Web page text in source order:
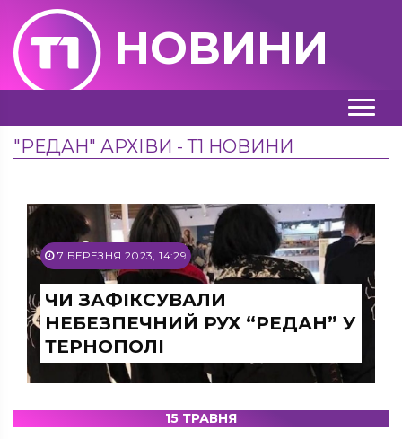
НОВИНИ
"РЕДАН" АРХІВИ - Т1 НОВИНИ
7 БЕРЕЗНЯ 2023, 14:29
ЧИ ЗАФІКСУВАЛИ
НЕБЕЗПЕЧНИЙ РУХ “РЕДАН” У
ТЕРНОПОЛІ
15 ТРАВНЯ